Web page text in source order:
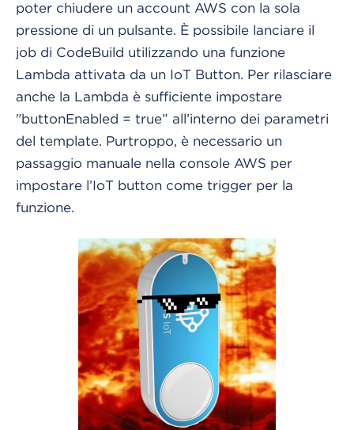
poter chiudere un account AWS con la sola
pressione di un pulsante. È possibile lanciare il
job di CodeBuild utilizzando una funzione
Lambda attivata da un IoT Button. Per rilasciare
anche la Lambda è sufficiente impostare
"buttonEnabled = true” all’interno dei parametri
del template. Purtroppo, è necessario un
passaggio manuale nella console AWS per
impostare l’IoT button come trigger per la
funzione.